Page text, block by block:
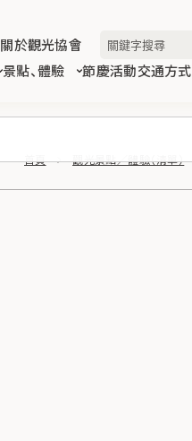
景點、體驗 節慶活動交通方式
關於觀光協會
首頁 觀光景點／體驗（清單）